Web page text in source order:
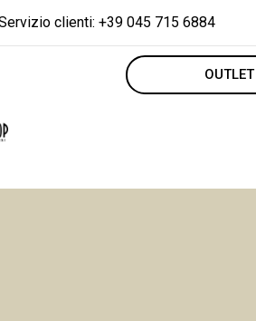
clienti: +39 045 715 6884
OUTLET